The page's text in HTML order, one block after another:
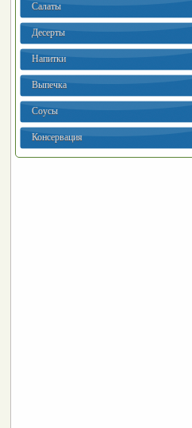
Салаты
Десерты
Напитки
Выпечка
Соусы
Консервация